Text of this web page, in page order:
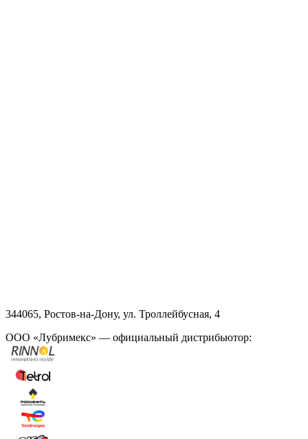
344065, Ростов-на-Дону, ул. Троллейбусная, 4
ООО «Лубримекс» — официальный дистрибьютор: